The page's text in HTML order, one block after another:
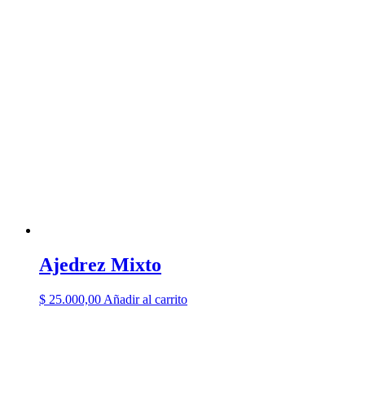
Ajedrez Mixto
$ 25.000,00 Añadir al carrito